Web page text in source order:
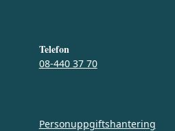
Telefon
08-440 37 70
Personuppgiftshantering